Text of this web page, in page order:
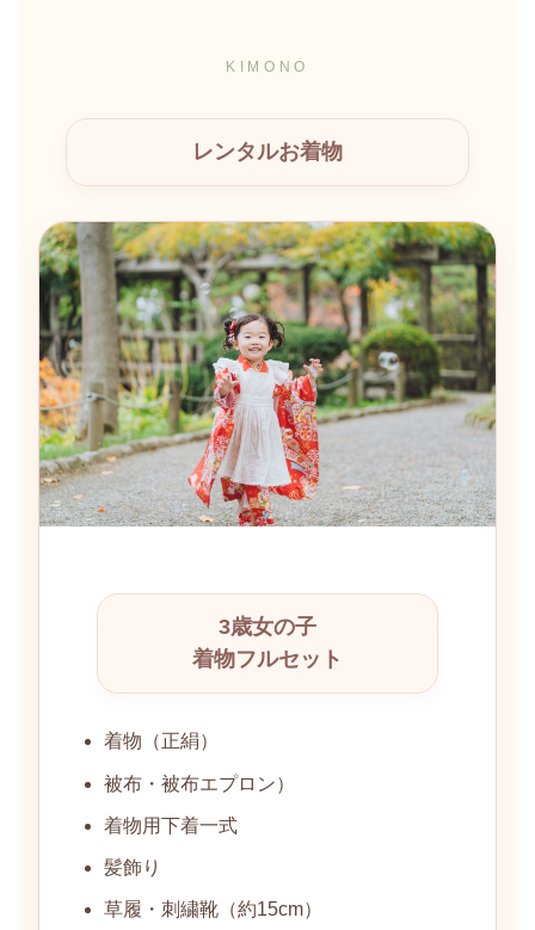
KIMONO
レンタルお着物
3歳女の子
着物フルセット
着物（正絹）
被布・被布エプロン）
着物用下着一式
髪飾り
草履・刺繍靴（約15cm）